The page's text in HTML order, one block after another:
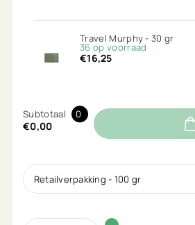
Travel Murphy - 30 gr
36 op voorraad
€16,25
Subtotaal 0
€0,00